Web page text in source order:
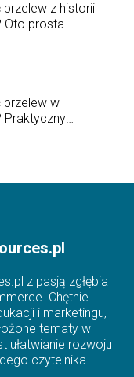
przelew z historii
Oto prosta
w
Praktyczny
z pasją zgłębia
Chętnie
i marketingu,
tematy w
ułatwianie rozwoju
czytelnika.